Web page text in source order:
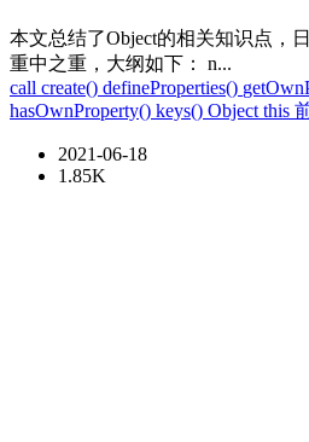
本文总结了Object的相关知识点，
重中之重，大纲如下： n...
call create() defineProperties()
hasOwnProperty() keys() Object this
2021-06-18
1.85K